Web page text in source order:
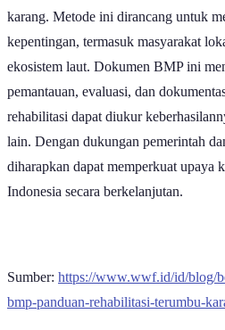
karang. Metode ini dirancang untuk
kepentingan, termasuk masyarakat
ekosistem laut. Dokumen BMP ini
pemantauan, evaluasi, dan
rehabilitasi dapat diukur
lain. Dengan dukungan pemerintah
diharapkan dapat memperkuat upaya
Indonesia secara berkelanjutan.
Sumber: https://www.wwf.id/id/blog/
bmp-panduan-rehabilitasi-terumbu-